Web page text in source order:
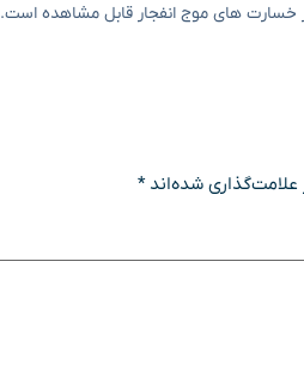
خسارت های موج انفجار قابل مشاهده است.
شده‌اند*